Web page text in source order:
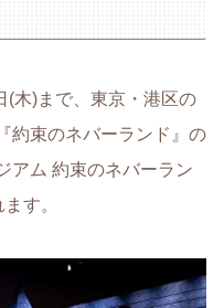
(木)まで、東京・港区の
約束のネバーランド』の
アム 約束のネバーラン
す。